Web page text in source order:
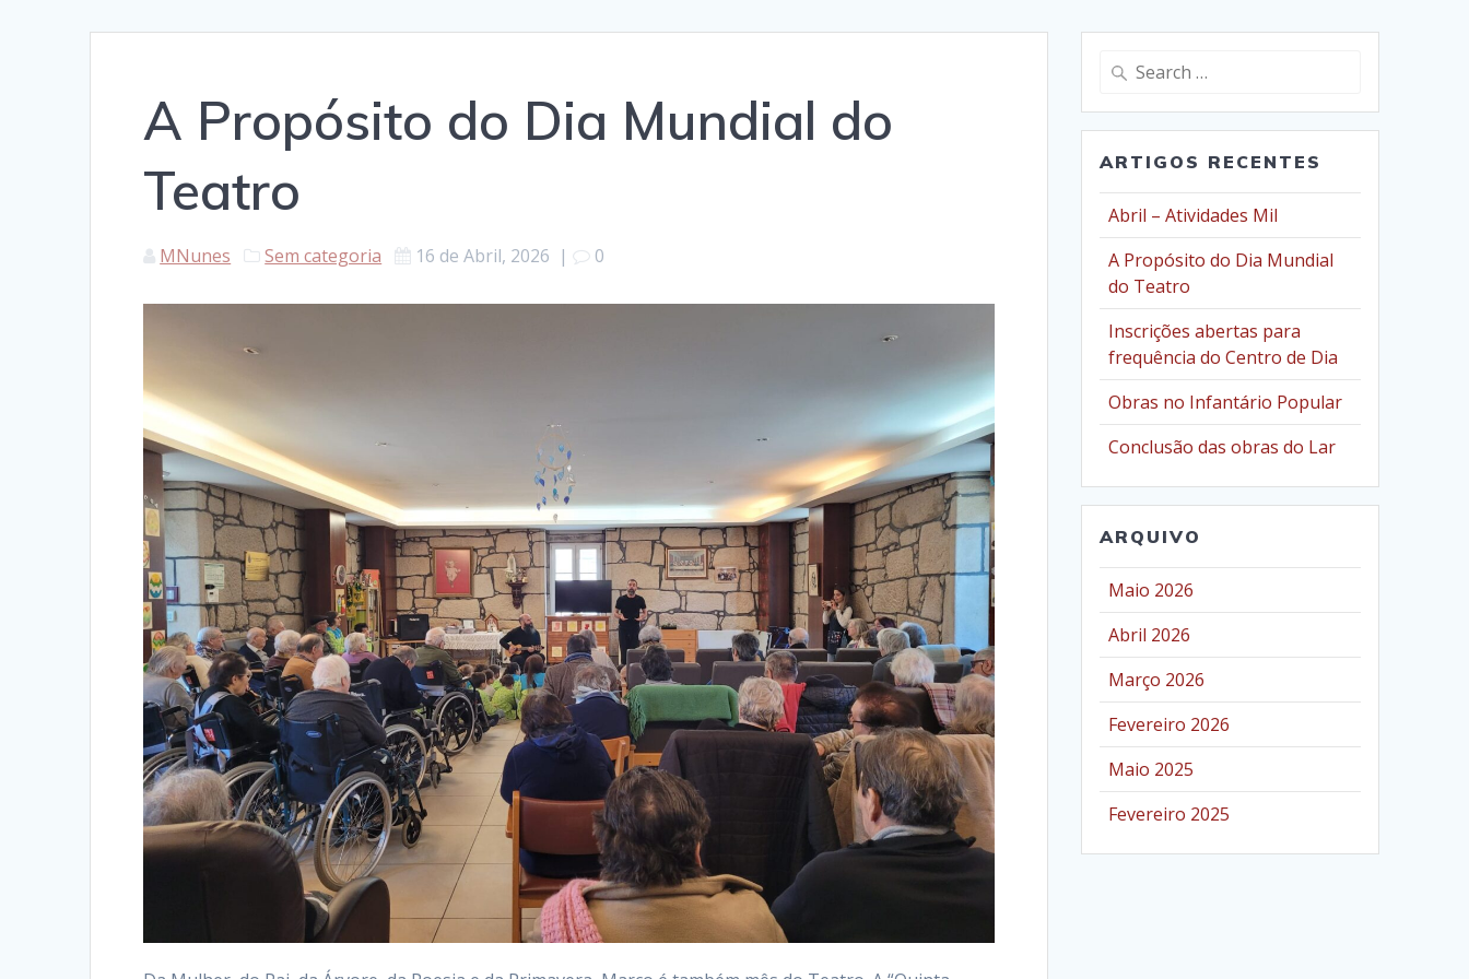
A Propósito do Dia Mundial do
Teatro
MNunes Sem categoria 16 de Abril, 2026 | 0
Search
ARTIGOS RECENTES
Abril – Atividades Mil
A Propósito do Dia Mundial
do Teatro
Inscrições abertas para
frequência do Centro de Dia
Obras no Infantário Popular
Conclusão das obras do Lar
ARQUIVO
Maio 2026
Abril 2026
Março 2026
Fevereiro 2026
Maio 2025
Fevereiro 2025